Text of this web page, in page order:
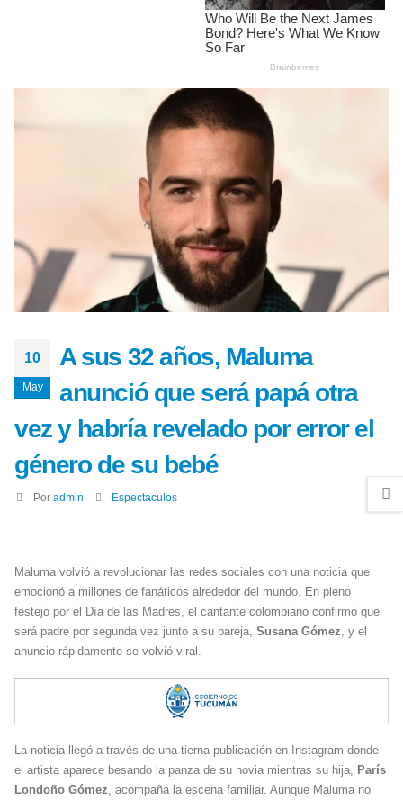
10
May
A sus 32 años, Maluma
anunció que será papá otra
vez y habría revelado por error el
género de su bebé
Por admin Espectaculos
Maluma volvió a revolucionar las redes sociales con una noticia que
emocionó a millones de fanáticos alrededor del mundo. En pleno
festejo por el Día de las Madres, el cantante colombiano confirmó que
será padre por segunda vez junto a su pareja, Susana Gómez , y el
anuncio rápidamente se volvió viral.
La noticia llegó a través de una tierna publicación en Instagram donde
el artista aparece besando la panza de su novia mientras su hija, París
Londoño Gómez, acompaña la escena familiar. Aunque Maluma no